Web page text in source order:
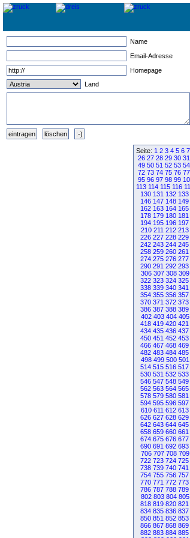
Name
Email-Adresse
Homepage
Land
Seite: 1 2 3 4 5 6 7
26 27 28 29 30 31
49 50 51 52 53 54
72 73 74 75 76 77
95 96 97 98 99
113 114 115 116
130 131 132 133
146 147 148 149
162 163 164 165
178 179 180 181
194 195 196 197
210 211 212 213
226 227 228 229
242 243 244 245
258 259 260 261
274 275 276 277
290 291 292 293
306 307 308 309
322 323 324 325
338 339 340 341
354 355 356 357
370 371 372 373
386 387 388 389
402 403 404 405
418 419 420 421
434 435 436 437
450 451 452 453
466 467 468 469
482 483 484 485
498 499 500 501
514 515 516 517
530 531 532 533
546 547 548 549
562 563 564 565
578 579 580 581
594 595 596 597
610 611 612 613
626 627 628 629
642 643 644 645
658 659 660 661
674 675 676 677
690 691 692 693
706 707 708 709
722 723 724 725
738 739 740 741
754 755 756 757
770 771 772 773
786 787 788 789
802 803 804 805
818 819 820 821
834 835 836 837
850 851 852 853
866 867 868 869
882 883 884 885